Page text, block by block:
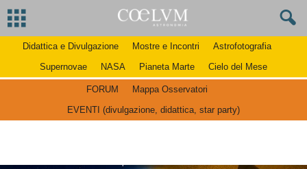
Didattica e Divulgazione Mostre e Incontri
Astrofotografia
Supernovae
NASA Pianeta Marte Cielo del Mese
FORUM
Mappa Osservatori
EVENTI (divulgazione, didattica, star party)